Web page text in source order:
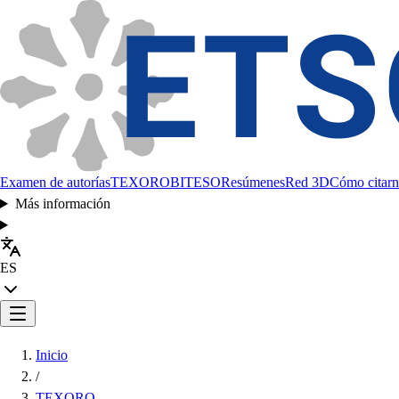
Examen de autoríasTEXOROBITESOResúmenesRed 3DCómo
Más información
ES
Inicio
/